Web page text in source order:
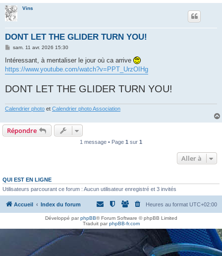
Vins
DONT LET THE GLIDER TURN YOU!
M
s
a
sam. 11 avr. 2026 15:30
Intéressant, à mentaliser le jour où ca arrive
https://www.youtube.com/watch?v=PPT_UrzOIHg
DONT LET THE GLIDER TURN YOU!
Calendrier photo et Calendrier photo Association
Répondre
1 message • Page 1 sur 1
Aller à
QUI EST EN LIGNE
Utilisateurs parcourant ce forum : Aucun utilisateur enregistré et 3 invités
Accueil Index du forum Heures au format UTC+02:00
Développé parphpBB® Forum Software © phpBB Limited
Traduit parphpBB-fr.com